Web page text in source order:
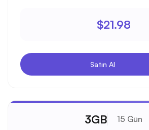
$21.98
Satın Al
3GB 15 Gün